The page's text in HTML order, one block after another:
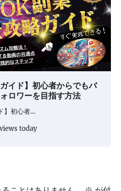
イド】初心者からでもバ
ロワーを目指す方法
】初心者…
today